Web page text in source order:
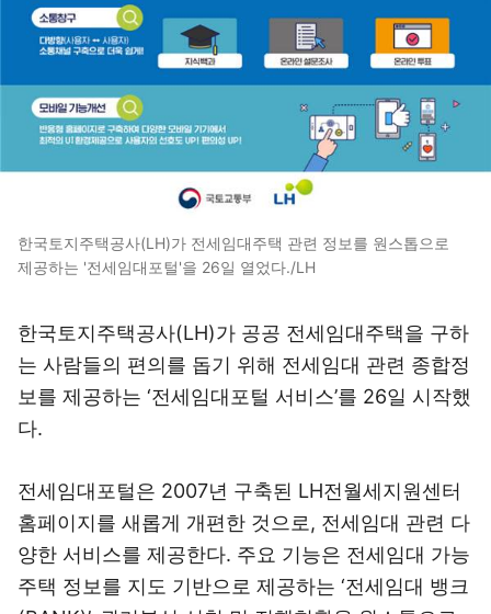
한국토지주택공사(LH)가 전세임대주택 관련 정보를 원스톱으로
제공하는 '전세임대포털'을 26일 열었다./LH
한국토지주택공사(LH)가 공공 전세임대주택을 구하
는 사람들의 편의를 돕기 위해 전세임대 관련 종합정
보를 제공하는 ‘전세임대포털 서비스’를 26일 시작했
다.
전세임대포털은 2007년 구축된 LH전월세지원센터
홈페이지를 새롭게 개편한 것으로, 전세임대 관련 다
양한 서비스를 제공한다. 주요 기능은 전세임대 가능
주택 정보를 지도 기반으로 제공하는 ‘전세임대 뱅크